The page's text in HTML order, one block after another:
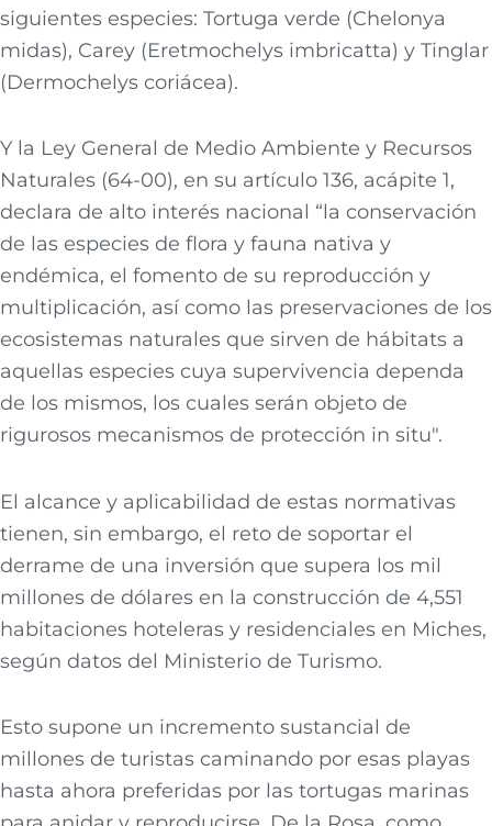
siguientes especies: Tortuga verde (Chelonya
midas), Carey (Eretmochelys imbricatta) y Tinglar
(Dermochelys coriácea).
Y la Ley General de Medio Ambiente y Recursos
Naturales (64-00), en su artículo 136, acápite 1,
declara de alto interés nacional “la conservación
de las especies de flora y fauna nativa y
endémica, el fomento de su reproducción y
multiplicación, así como las preservaciones de los
ecosistemas naturales que sirven de hábitats a
aquellas especies cuya supervivencia dependa
de los mismos, los cuales serán objeto de
rigurosos mecanismos de protección in situ″.
El alcance y aplicabilidad de estas normativas
tienen, sin embargo, el reto de soportar el
derrame de una inversión que supera los mil
millones de dólares en la construcción de 4,551
habitaciones hoteleras y residenciales en Miches,
según datos del Ministerio de Turismo.
Esto supone un incremento sustancial de
millones de turistas caminando por esas playas
hasta ahora preferidas por las tortugas marinas